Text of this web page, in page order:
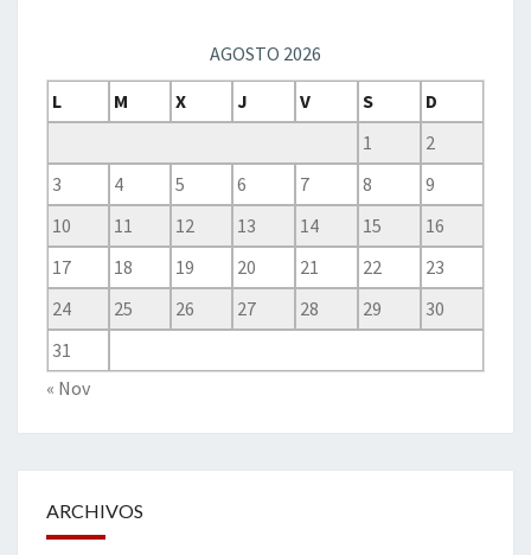
AGOSTO 2026
L
M X J V S
D
1
2
3
4 5 6 7 8
9
10
11 12 13 14 15
16
17
18 19 20 21 22
23
24
25 26 27 28 29
30
31
« Nov
ARCHIVOS